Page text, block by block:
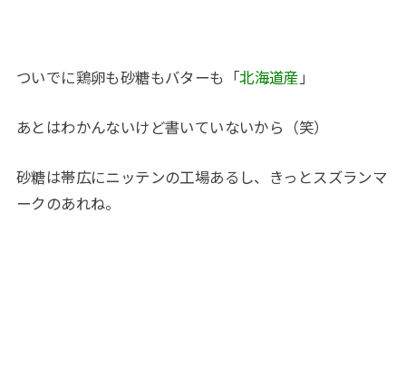
ついでに鶏卵も砂糖もバターも「北海道産 」
あとはわかんないけど書いていないから（笑）
砂糖は帯広にニッテンの工場あるし、きっとスズランマ
ークのあれね。